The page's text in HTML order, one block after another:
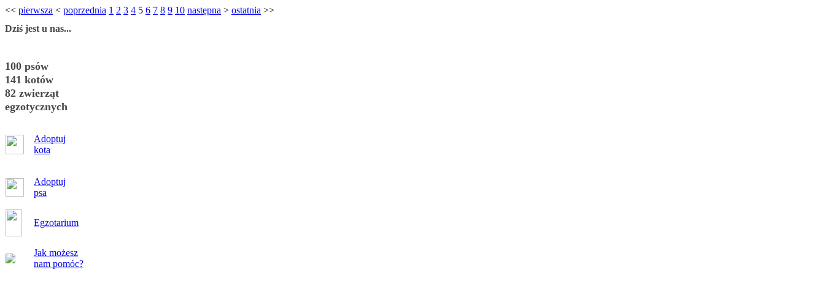
<< pierwsza < poprzednia 1 2 3 4 5 6 7 8 9 10 następna > ostatnia >>
Dziś jest u nas...
100 psów
141 kotów
82 zwierząt
egzotycznych
Adoptuj
kota
Adoptuj
psa
Egzotarium
Jak możesz
nam pomóc?